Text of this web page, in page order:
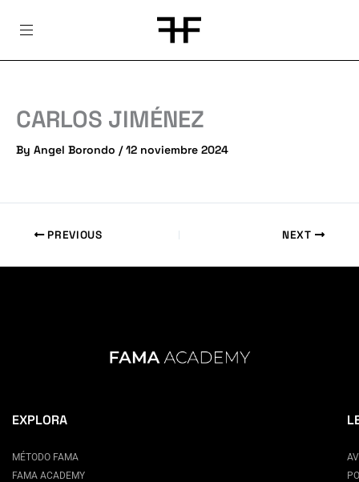
CARLOS JIMÉNEZ
By Angel Borondo /12 noviembre 2024
PREVIOUS NEXT
EXPLORA
MÉTODO FAMA
FAMA ACADEMY